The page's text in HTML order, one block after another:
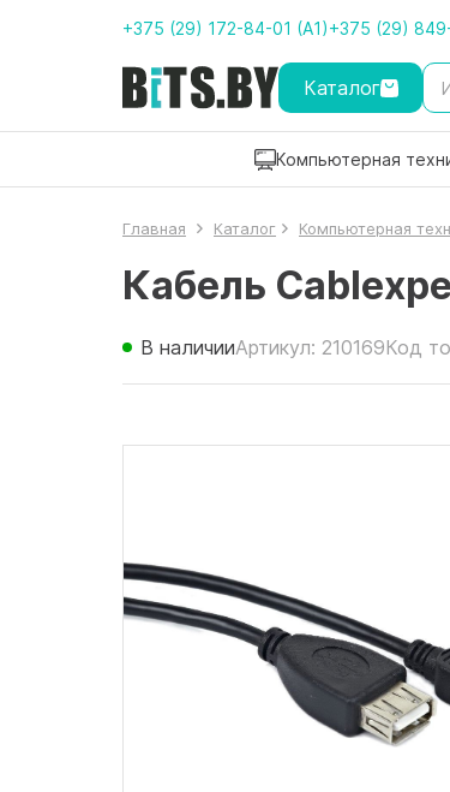
+375 (29) 172-84-01 (A1)+375 (29)
Каталог
Компьютерная
Главная Каталог Компьютерная
Кабель
В наличииАртикул: 210169Код